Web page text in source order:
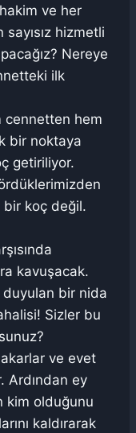
ve her
hizmetli
Nereye
ilk
cennetten hem
bir noktaya
getiriliyor.
bir koç değil.
kavuşacak.
bir nida
Sizler bu
ve evet
Ardından ey
kim olduğunu
kaldırarak